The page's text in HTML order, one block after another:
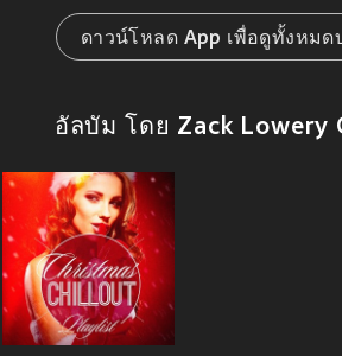
ดาวน์โหลด App เพื่อดูทั้งหมด
อัลบัม โดย Zack Lowery